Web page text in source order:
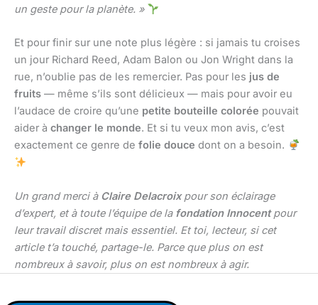
un geste pour la planète. »
Et pour finir sur une note plus légère : si jamais tu croises
un jour Richard Reed, Adam Balon ou Jon Wright dans la
rue, n’oublie pas de les remercier. Pas pour les jus de
fruits — même s’ils sont délicieux — mais pour avoir eu
l’audace de croire qu’une petite bouteille colorée pouvait
aider à changer le monde. Et si tu veux mon avis, c’est
exactement ce genre de folie douce dont on a besoin.
Un grand merci à Claire Delacroixpour son éclairage
d’expert, et à toute l’équipe de la fondation Innocentpour
leur travail discret mais essentiel. Et toi, lecteur, si cet
article t’a touché, partage-le. Parce que plus on est
nombreux à savoir, plus on est nombreux à agir.